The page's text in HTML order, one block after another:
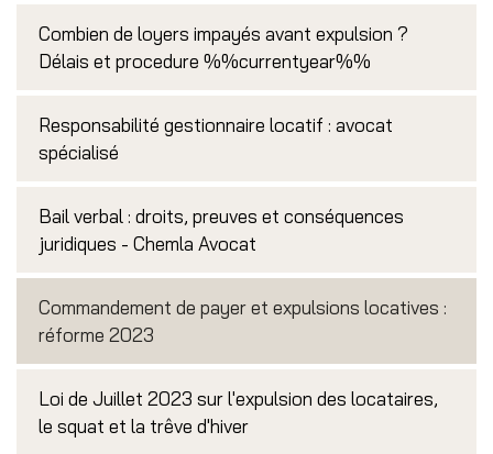
Combien de loyers impayés avant expulsion ?
Délais et procedure %%currentyear%%
Responsabilité gestionnaire locatif : avocat
spécialisé
Bail verbal : droits, preuves et conséquences
juridiques - Chemla Avocat
Commandement de payer et expulsions locatives :
réforme 2023
Loi de Juillet 2023 sur l'expulsion des locataires,
le squat et la trêve d'hiver